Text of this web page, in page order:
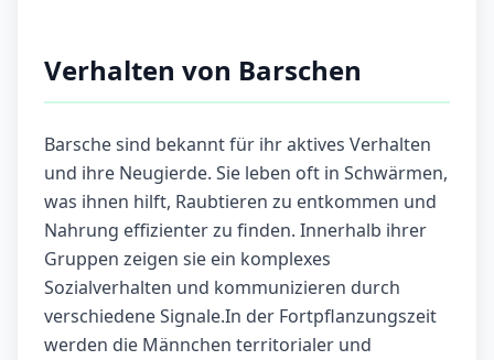
Verhalten von Barschen
Barsche sind bekannt für ihr aktives Verhalten
und ihre Neugierde. Sie leben oft in Schwärmen,
was ihnen hilft, Raubtieren zu entkommen und
Nahrung effizienter zu finden. Innerhalb ihrer
Gruppen zeigen sie ein komplexes
Sozialverhalten und kommunizieren durch
verschiedene Signale.In der Fortpflanzungszeit
werden die Männchen territorialer und